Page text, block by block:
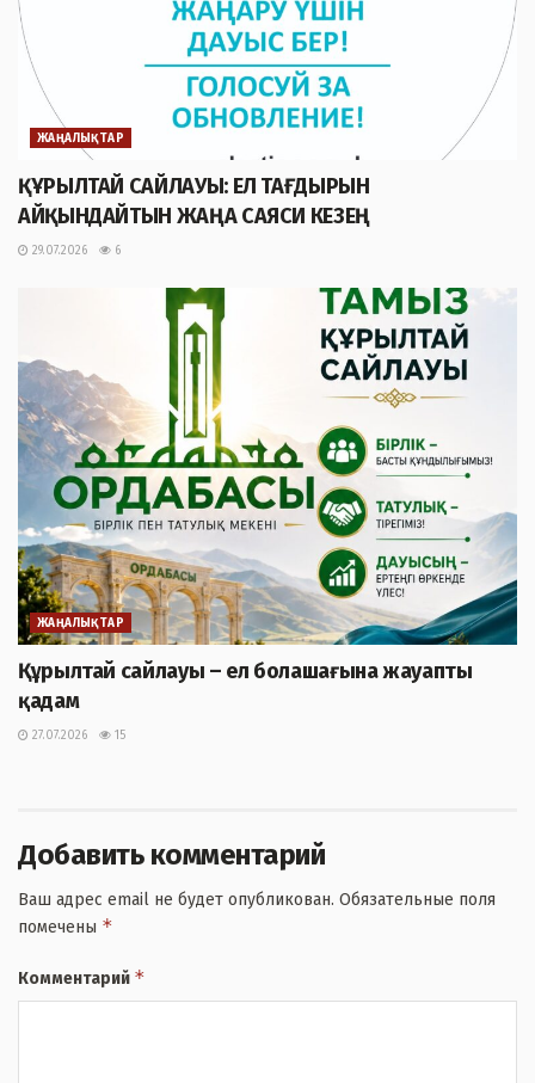
ЖАҢАЛЫҚТАР
ҚҰРЫЛТАЙ САЙЛАУЫ: ЕЛ ТАҒДЫРЫН
АЙҚЫНДАЙТЫН ЖАҢА САЯСИ КЕЗЕҢ
29.07.2026 6
ЖАҢАЛЫҚТАР
Құрылтай сайлауы – ел болашағына жауапты
қадам
27.07.2026 15
Добавить комментарий
Ваш адрес email не будет опубликован. Обязательные поля
помечены *
Комментарий *